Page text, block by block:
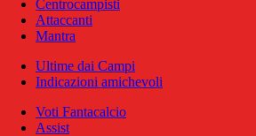
Centrocampisti
Attaccanti
Mantra
Ultime dai Campi
Indicazioni amichevoli
Voti Fantacalcio
Assist